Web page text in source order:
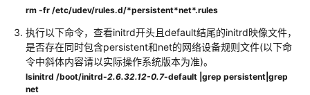
示
常
见
问
rm -fr /etc/udev/rules.d/*persistent*net*.rules
执行以下命令，查看initrd开头且default结尾的initrd映像文件，
是否存在同时包含persistent和net的网络设备规则文件(以下命
令中斜体内容请以实际操作系统版本为准)。
lsinitrd /boot/initrd-2.6.32.12-0.7-default |grep persistent|grep
net